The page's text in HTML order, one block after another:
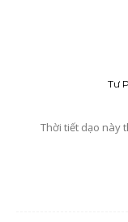
Tư
Thời tiết dạo này